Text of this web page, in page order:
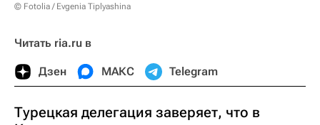
© Fotolia / Evgenia Tiplyashina
Читать ria.ru в
Дзен МАКС Telegram
Турецкая делегация заверяет, что в